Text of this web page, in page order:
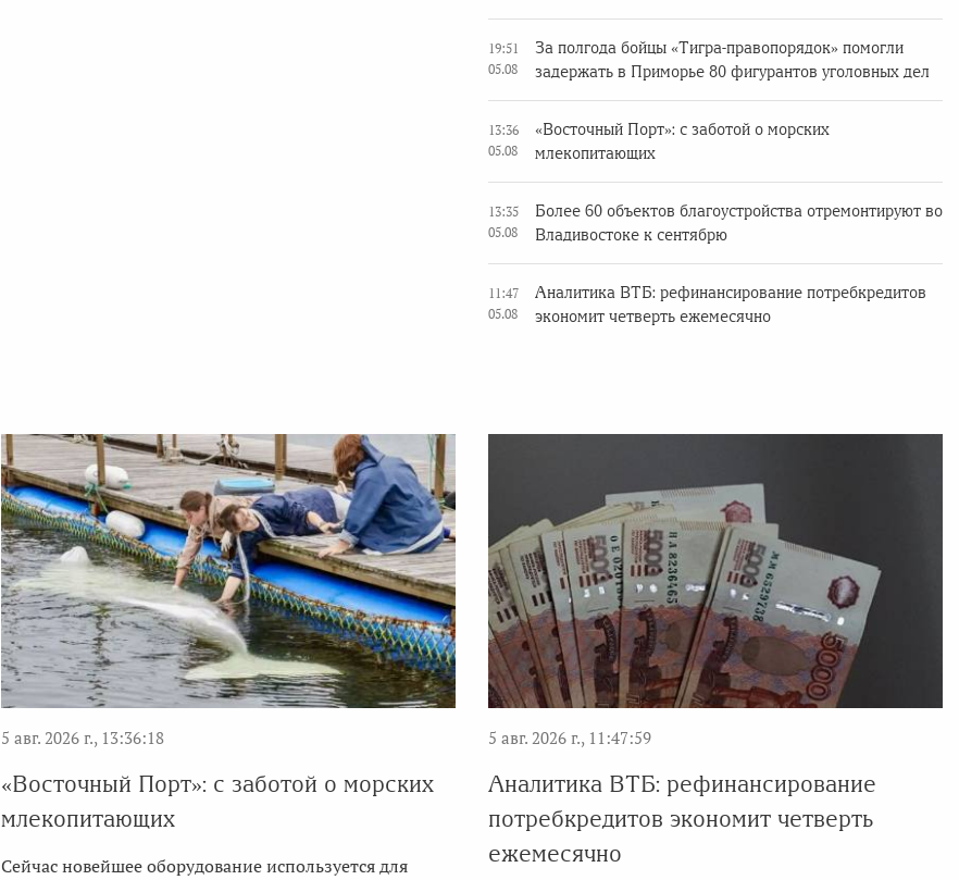
19:51
05.08
За полгода бойцы «Тигра-правопорядок» помогли
задержать в Приморье 80 фигурантов уголовных дел
13:36
05.08
«Восточный Порт»: с заботой о морских
млекопитающих
13:35
05.08
Более 60 объектов благоустройства отремонтируют во
Владивостоке к сентябрю
11:47
05.08
Аналитика ВТБ: рефинансирование потребкредитов
экономит четверть ежемесячно
5 авг. 2026 г., 13:36:18
«Восточный Порт»: с заботой о морских
млекопитающих
Сейчас новейшее оборудование используется для
5 авг. 2026 г., 11:47:59
Аналитика ВТБ: рефинансирование
потребкредитов экономит четверть
ежемесячно